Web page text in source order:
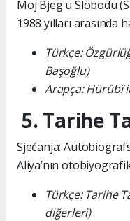
Moj Bjeg u Slobodu
1988 yılları
Türkçe:
Başoğlu)
Arapça: Hürûbî
5. Tarihe
Sjećanja:
Aliya’nın
Türkçe: Tarihe
diğerleri)